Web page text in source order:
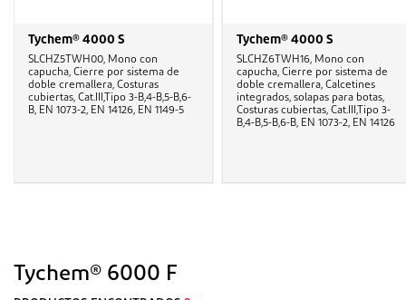
Tychem® 4000 S
SLCHZ5TWH00, Mono con
capucha, Cierre por sistema de
doble cremallera, Costuras
cubiertas, Cat.III,Tipo 3-B,4-B,5-B,6-
B, EN 1073-2, EN 14126, EN 1149-5
Tychem® 4000 S
SLCHZ6TWH16, Mono con
capucha, Cierre por sistema de
doble cremallera, Calcetines
integrados, solapas para botas,
Costuras cubiertas, Cat.III,Tipo 3-
B,4-B,5-B,6-B, EN 1073-2, EN 14126
Tychem® 6000 F